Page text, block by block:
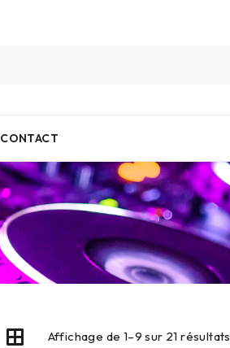
CONTACT
Affichage de 1–9 sur 21 résultats